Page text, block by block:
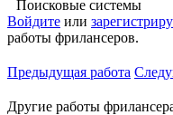
Поисковые системы
Войдите или
работы фрилансеров.
Предыдущая работа
Другие работы